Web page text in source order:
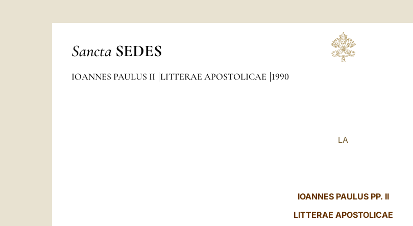
Sancta SEDES
IOANNES PAULUS II LITTERAE APOSTOLICAE 1990
LA
IOANNES PAULUS PP. II
LITTERAE APOSTOLICAE